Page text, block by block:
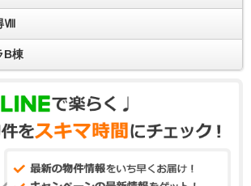
Ⅷ
B棟